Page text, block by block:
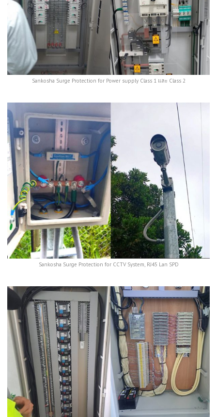
Sankosha Surge Protection for Power supply Class 1 และ Class 2
Sankosha Surge Protection for CCTV System, RJ45 Lan SPD